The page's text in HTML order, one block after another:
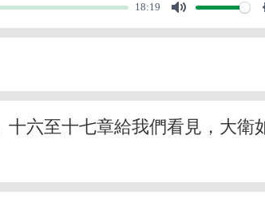
18:19
六至十七章給我們看見，大衛